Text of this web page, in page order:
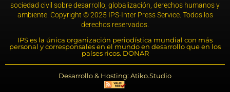
sociedad civil sobre desarrollo, globalización, derechos humanos y
ambiente. Copyright © 2025 IPS-Inter Press Service. Todos los
derechos reservados.
IPS es la única organización periodística mundial con más
personal y corresponsales en el mundo en desarrollo que en los
países ricos. DONAR
Desarrollo & Hosting: Atiko.Studio